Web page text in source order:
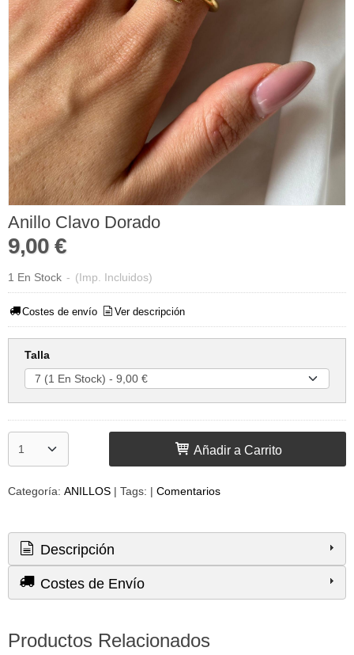
Anillo Clavo Dorado
9,00 €
1 En Stock - (Imp. Incluidos)
Costes de envío Ver descripción
Talla
Añadir a Carrito
Categoría: ANILLOS | Tags: | Comentarios
Descripción
Costes de Envío
Productos Relacionados